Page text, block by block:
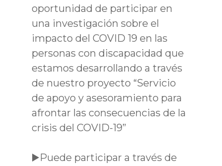
oportunidad de participar en
una investigación sobre el
impacto del COVID 19 en las
personas con discapacidad que
estamos desarrollando a través
de nuestro proyecto “Servicio
de apoyo y asesoramiento para
afrontar las consecuencias de la
crisis del COVID-19”
▶️Puede participar a través de